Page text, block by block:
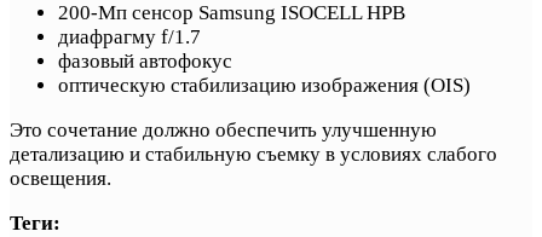
200-Мп сенсор Samsung ISOCELL HPB
диафрагму f/1.7
фазовый автофокус
оптическую стабилизацию изображения (OIS)
Это сочетание должно обеспечить улучшенную
детализацию и стабильную съемку в условиях слабого
освещения.
Теги: